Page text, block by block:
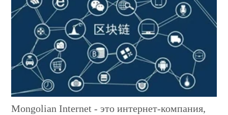
Mongolian Internet - это интернет-компания,